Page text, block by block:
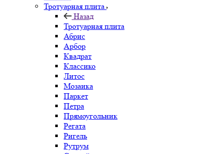
Тротуарная плита
Назад
Тротуарная плита
Абрис
Арбор
Квадрат
Классико
Литос
Мозаика
Паркет
Петра
Прямоугольник
Регата
Ригель
Рутрум